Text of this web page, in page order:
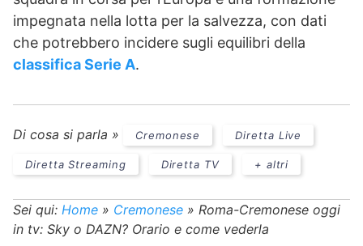
impegnata nella lotta per la salvezza, con dati
che potrebbero incidere sugli equilibri della
classifica Serie A.
Di cosa si parla » Cremonese Diretta Live
Diretta Streaming Diretta TV + altri
Sei qui: Home » Cremonese » Roma-Cremonese oggi
in tv: Sky o DAZN? Orario e come vederla